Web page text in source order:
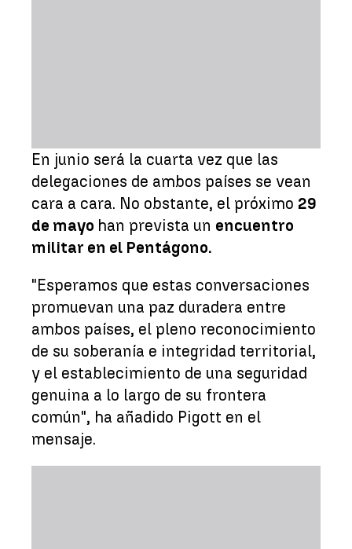
En junio será la cuarta vez que las
delegaciones de ambos países se vean
cara a cara. No obstante, el próximo 29
de mayo han prevista un encuentro
militar en el Pentágono.
"Esperamos que estas conversaciones
promuevan una paz duradera entre
ambos países, el pleno reconocimiento
de su soberanía e integridad territorial,
y el establecimiento de una seguridad
genuina a lo largo de su frontera
común", ha añadido Pigott en el
mensaje.